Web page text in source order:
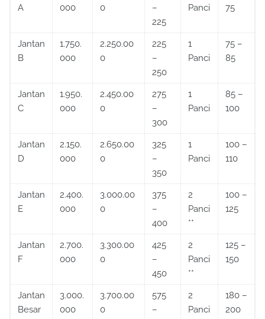
A
000
0
–
225
Panci
75
Jantan
B
1.750.
000
2.250.00
0
225
–
250
1
Panci
75 –
85
Jantan
C
1.950.
000
2.450.00
0
275
–
300
1
Panci
85 –
100
Jantan
D
2.150.
000
2.650.00
0
325
–
350
1
Panci
100 –
110
Jantan
E
2.400.
000
3.000.00
0
375
–
400
2
Panci
**
100 –
125
Jantan
F
2.700.
000
3.300.00
0
425
–
450
2
Panci
**
125 –
150
Jantan
Besar
3.000.
000
3.700.00
0
575
–
2
Panci
180 –
200